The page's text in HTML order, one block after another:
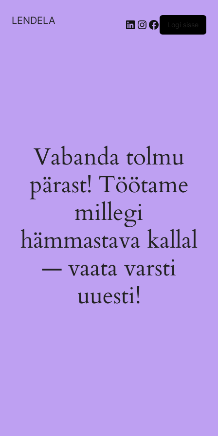
LENDELA LinkedIn
Instagram
Facebook
Logi sisse
Vabanda tolmu
pärast! Töötame
millegi
hämmastava kallal
— vaata varsti
uuesti!